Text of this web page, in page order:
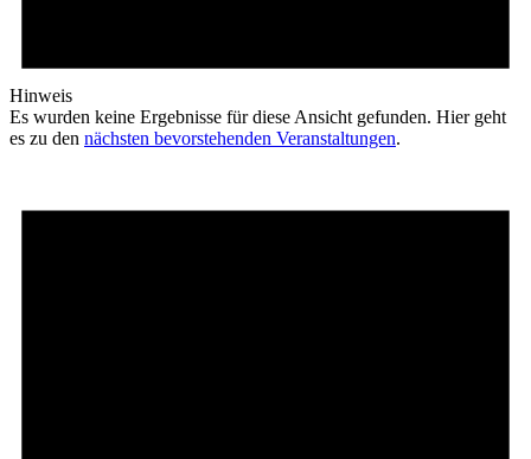
Hinweis
Es wurden keine Ergebnisse für diese Ansicht gefunden. Hier geht
es zu den nächsten bevorstehenden Veranstaltungen.